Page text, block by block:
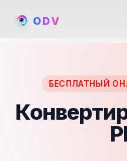
ODV
БЕСПЛАТНЫЙ